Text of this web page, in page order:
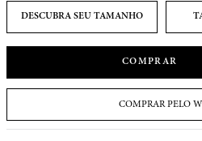
COMPRAR
COMPRAR PELO